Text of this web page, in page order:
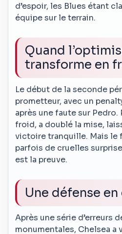
d’espoir, les Blues étant
équipe sur le terrain.
Quand
transforme en
Le début de la seconde
prometteur, avec un
après une faute sur Pedro.
froid, a doublé la mise,
victoire tranquille. Mais le
parfois de cruelles
est la preuve.
Une défense
Après une série d’erreurs
monumentales, Chelsea a